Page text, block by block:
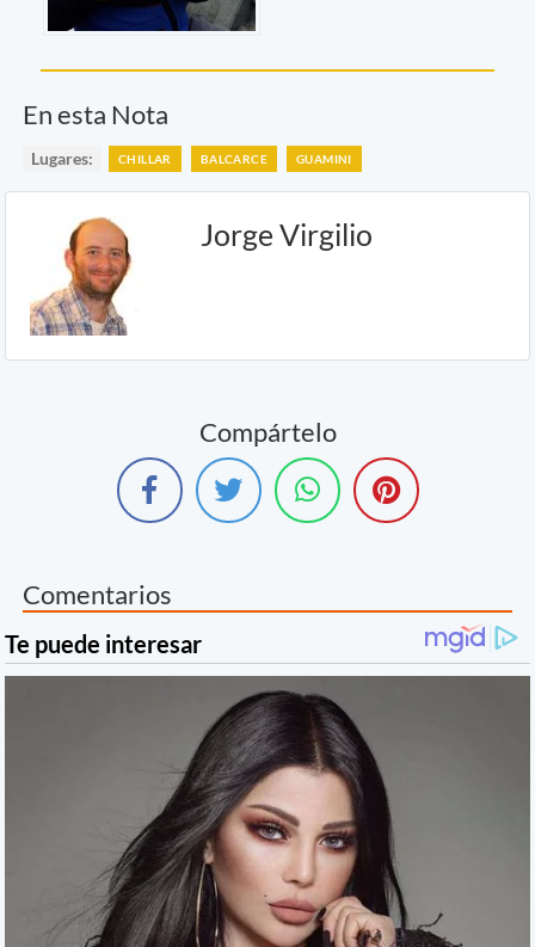
En esta Nota
Lugares: CHILLAR BALCARCE GUAMINI
Jorge Virgilio
Compártelo
Comentarios